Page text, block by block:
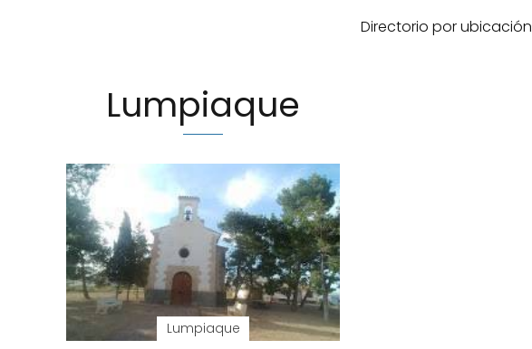
Directorio por ubicación
Lumpiaque
Lumpiaque